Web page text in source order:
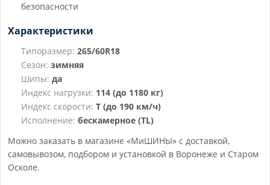
безопасности
Характеристики
Типоразмер: 265/60R18
Сезон: зимняя
Шипы: да
Индекс нагрузки: 114 (до 1180 кг)
Индекс скорости: T (до 190 км/ч)
Исполнение: бескамерное (TL)
Можно заказать в магазине «МиШИНЫ» с доставкой,
самовывозом, подбором и установкой в Воронеже и Старом
Осколе.